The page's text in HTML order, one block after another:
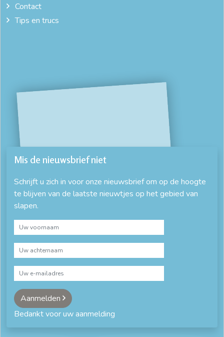
Contact
Tips en trucs
Mis de nieuwsbrief niet
Schrijft u zich in voor onze nieuwsbrief om op de hoogte
te blijven van de laatste nieuwtjes op het gebied van
slapen.
Aanmelden
Bedankt voor uw aanmelding